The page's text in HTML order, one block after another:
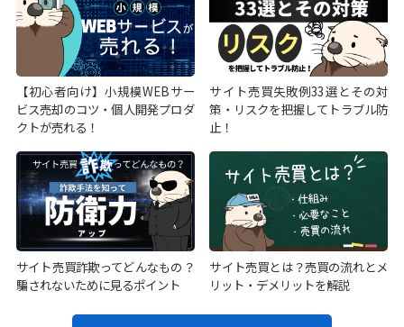
【初心者向け】小規模WEBサー
ビス売却のコツ・個人開発プロダ
クトが売れる！
サイト売買失敗例33選とその対
策・リスクを把握してトラブル防
止！
サイト売買詐欺ってどんなもの？
騙されないために見るポイント
サイト売買とは？売買の流れとメ
リット・デメリットを解説